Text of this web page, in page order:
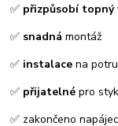
✅ přizpůsobí topný
✅ snadná montáž
✅ instalace na
✅ přijatelné pro
✅ zakončeno